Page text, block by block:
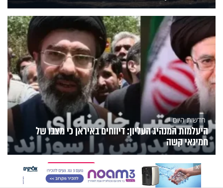
חדשות היום
היעלמות המנהיג העליון: דיווחים באיראן כי מצבו של
חמינאי קשה
הנצפיםפעילות הידברות תוכניות הערוץ X